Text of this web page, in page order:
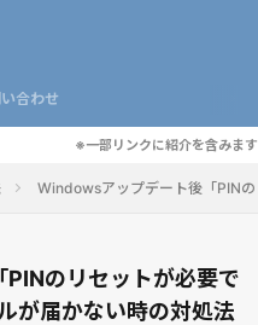
合わせ
※一部リンクに紹介を含みます
Windowsアップデート後「PIN
のリセットが必要で
が届かない時の対処法